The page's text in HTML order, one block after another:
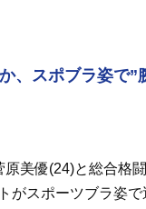
、スポブラ姿で
美優(24)と総合格
がスポーツブラ姿